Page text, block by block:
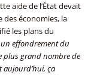
aide de l’État devait
des économies, la
les plans du
effondrement du
plus grand nombre de
aujourd’hui, ça